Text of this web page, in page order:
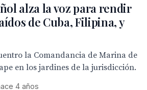
alza la voz para rendir
de Cuba, Filipina, y
la Comandancia de Marina de
en los jardines de la jurisdicción.
4 años